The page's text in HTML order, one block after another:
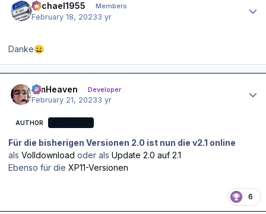
Michael1955 Members
February 18, 20233 yr
Danke😀
simHeaven Developer
February 21, 20233 yr
AUTHOR
Für die bisherigen Versionen 2.0 ist nun die v2.1 online
als Volldownload oder als Update 2.0 auf 2.1
Ebenso für die XP11-Versionen
6